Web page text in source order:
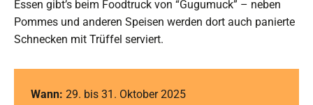
Essen gibt’s beim Foodtruck von “Gugumuck” – neben
Pommes und anderen Speisen werden dort auch panierte
Schnecken mit Trüffel serviert.
Wann: 29. bis 31. Oktober 2025